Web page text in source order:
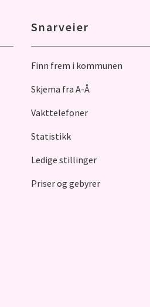
Snarveier
Finn frem i kommunen
Skjema fra A-Å
Vakttelefoner
Statistikk
Ledige stillinger
Priser og gebyrer